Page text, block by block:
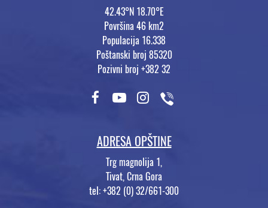
42.43°N 18.70°E
Površina 46 km2
Populacija 16.338
Poštanski broj 85320
Pozivni broj +382 32
ADRESA OPŠTINE
Trg magnolija 1,
Tivat, Crna Gora
tel: +382 (0) 32/661-300